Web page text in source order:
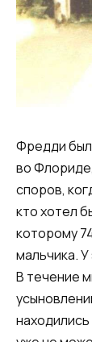
Фредди
во
споров,
кто хотел
которому
мальчика.
В течение